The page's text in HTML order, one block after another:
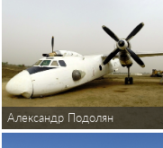
Александр Подолян